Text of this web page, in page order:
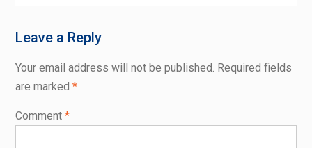
Leave a Reply
Your email address will not be published. Required fields
are marked *
Comment *